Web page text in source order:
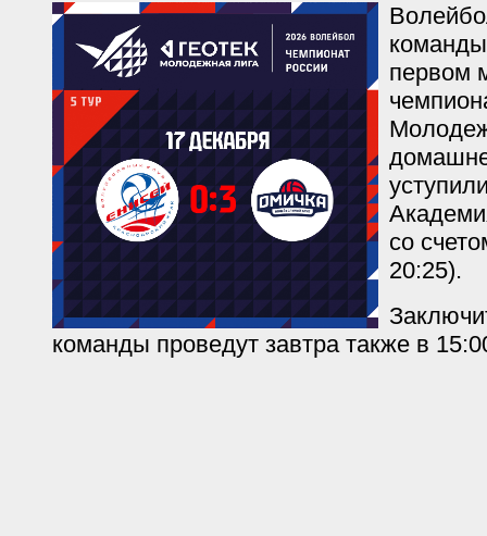
первом
со
20:25).
команды проведут завтра также в